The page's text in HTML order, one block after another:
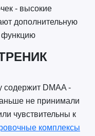
- высокие
дополнительную
функцию
DMAA -
не принимали
чувствительны к
комплексы